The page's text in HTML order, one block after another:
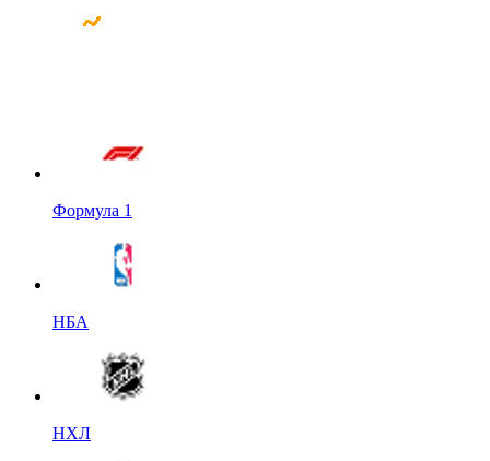
Формула 1
НБА
НХЛ